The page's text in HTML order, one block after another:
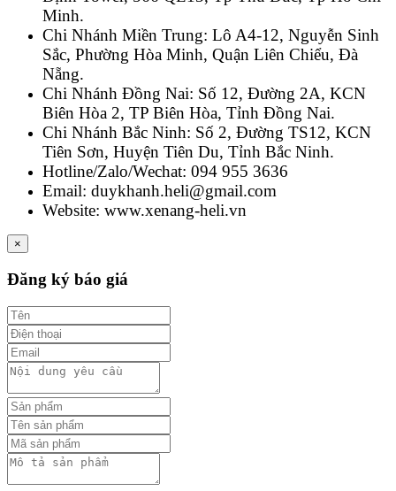
Minh.
Chi Nhánh Miền Trung: Lô A4-12, Nguyễn Sinh
Sắc, Phường Hòa Minh, Quận Liên Chiểu, Đà
Nẵng.
Chi Nhánh Đồng Nai: Số 12, Đường 2A, KCN
Biên Hòa 2, TP Biên Hòa, Tỉnh Đồng Nai.
Chi Nhánh Bắc Ninh: Số 2, Đường TS12, KCN
Tiên Sơn, Huyện Tiên Du, Tỉnh Bắc Ninh.
Hotline/Zalo/Wechat: 094 955 3636
Email: duykhanh.heli@gmail.com
Website: www.xenang-heli.vn
×
Đăng ký báo giá